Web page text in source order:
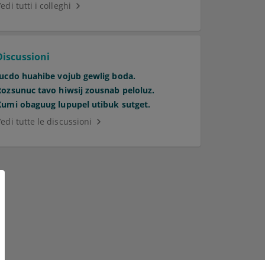
tutti i colleghi
huahibe vojub gewlig boda.
tavo hiwsij zousnab peloluz.
obaguug lupupel utibuk sutget.
tutte le discussioni